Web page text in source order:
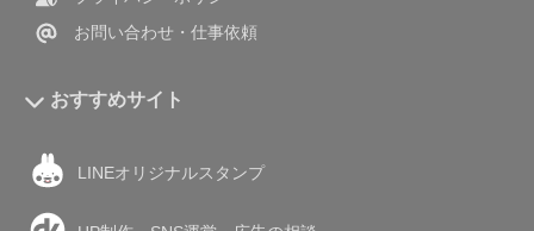
お問い合わせ・仕事依頼
おすすめサイト
LINEオリジナルスタンプ